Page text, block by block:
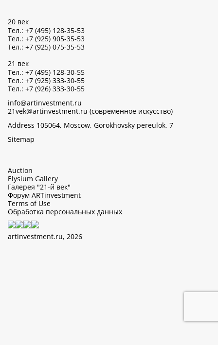
20 век
Тел.: +7 (495) 128-35-53
Тел.: +7 (925) 905-35-53
Тел.: +7 (925) 075-35-53
21 век
Тел.: +7 (495) 128-30-55
Тел.: +7 (925) 333-30-55
Тел.: +7 (926) 333-30-55
info@artinvestment.ru
21vek@artinvestment.ru (современное искусство)
Address 105064, Moscow, Gorokhovsky pereulok, 7
Sitemap
Auction
Elysium Gallery
Галерея "21-й век"
Форум ARTinvestment
Terms of Use
Обработка персональных данных
artinvestment.ru, 2026